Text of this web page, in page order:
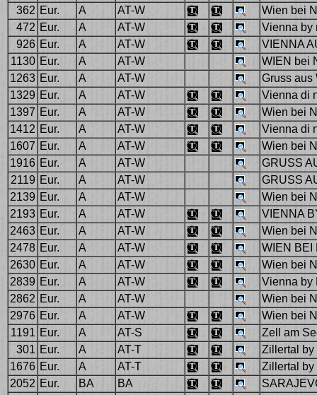
362 Eur. A AT-W
Wien bei
472 Eur. A AT-W
Vienna by
926 Eur. A AT-W
VIENNA
1130 Eur. A AT-W
WIEN bei
1263 Eur. A AT-W
Gruss aus
1329 Eur. A AT-W
Vienna di
1397 Eur. A AT-W
Wien bei
1412 Eur. A AT-W
Vienna di
1607 Eur. A AT-W
Wien bei
1916 Eur. A AT-W
GRUSS
2119 Eur. A AT-W
GRUSS
2139 Eur. A AT-W
Wien bei
2193 Eur. A AT-W
VIENNA
2463 Eur. A AT-W
Wien bei
2478 Eur. A AT-W
WIEN BEI
2630 Eur. A AT-W
Wien bei
2839 Eur. A AT-W
Vienna by
2862 Eur. A AT-W
Wien bei
2976 Eur. A AT-W
Wien bei
1191 Eur. A AT-S
Zell am
301 Eur. A AT-T
Zillertal by
1676 Eur. A AT-T
Zillertal by
2052 Eur. BA BA